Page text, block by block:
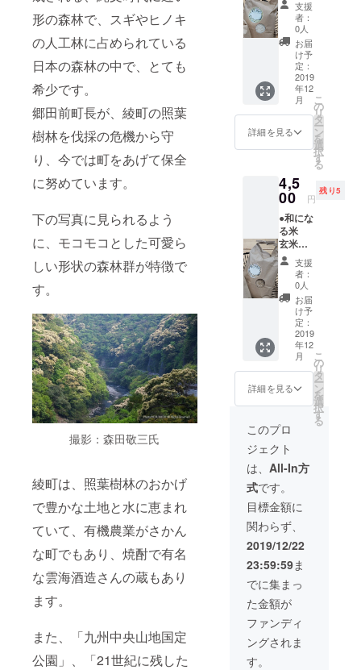
形の森林で、スギやヒノキ
の人工林に占められている
日本の森林の中で、とても
希少です。
郷田前町長が、綾町の照葉
樹林を伐採の危機から守
り、今では町をあげて保全
に努めています。
下の写真に見られるよう
に、モコモコとした可愛ら
しい形状の森林群が特徴で
す。
撮影：森田敬三氏
綾町は、照葉樹林のおかげ
で豊かな土地と水に恵まれ
ていて、有機農業がさかん
な町でもあり、焼酎で有名
な雲海酒造さんの蔵もあり
ます。
また、「九州中央山地国定
公園」、「21世紀に残した
め、米
袋の裏
にある
表示ラ
ベルの
販売者
の住所
が広島
市に
います
が、お
町産の
もので
すの
で、ご
安心く
ださ
い。
りま
す。 企
画者が
運送会
社と契
約して
いない
ため、
今回は
発送の
みお願
た、広
島県で
のイベ
ント用
に準備
したた
め、米
袋の裏
にある
表示ラ
ベルの
販売者
の住所
が広島
市に
います
が、お
崎県綾
町産の
もので
すの
安心く
ださ
い。
安心で
美味し
いお
米。 ●
サンク
スレ
ター ●
消費
税、送
料込み
い点◎
発送
は、企
画者の
実家が
営んで
いる香
川県の
個人商
店名義
での発
送とな
りま
す。 企
画者が
運送会
社と契
ため、
発送の
みお願
いした
次第で
す。 ま
た、広
島県で
のイベ
に準備
したた
め、米
袋の裏
にある
表示ラ
ベルの
ラム 宮
崎県綾
町産。
農薬や
除草
剤、化
学肥
料・動
物性肥
料を使
わず、
天日で
安心で
美味し
いお
米。 ●
サンク
スレ
ター ●
消費
税、送
料込み
◎ご了
承いた
だきた
い点◎
発送
は、企
画者の
いる香
川県の
個人商
店名義
での発
送とな
りま
す。 企
画者が
運送会
社と契
約して
いない
ため、
今回は
発送の
みお願
いした
支援
者：
0人
お届
け予
定：
2019
年12
月
詳細を見る
こ
の
リ
タ
ー
ン
を
選
択
す
る
4,5
00 円
残り5
●和にな
る米
玄米 2
キログ
ラム 宮
崎県綾
町産。
農薬や
除草
剤、化
学肥
料・動
物性肥
料を使
わず、
天日で
干した
安心で
美味し
いお
米。 ●
サンク
スレ
ター ●
消費
税、送
料込み
◎ご了
承いた
だきた
い点◎
発送
は、企
画者の
支援
者：
0人
お届
け予
定：
2019
年12
月
詳細を見る
こ
の
リ
タ
ー
ン
を
選
択
す
る
このプロ
ジェクト
は、 All-In方
式です。
目標金額に
関わらず、
2019/12/22
23:59:59ま
でに集まっ
た金額が
ファンディ
ングされま
す。